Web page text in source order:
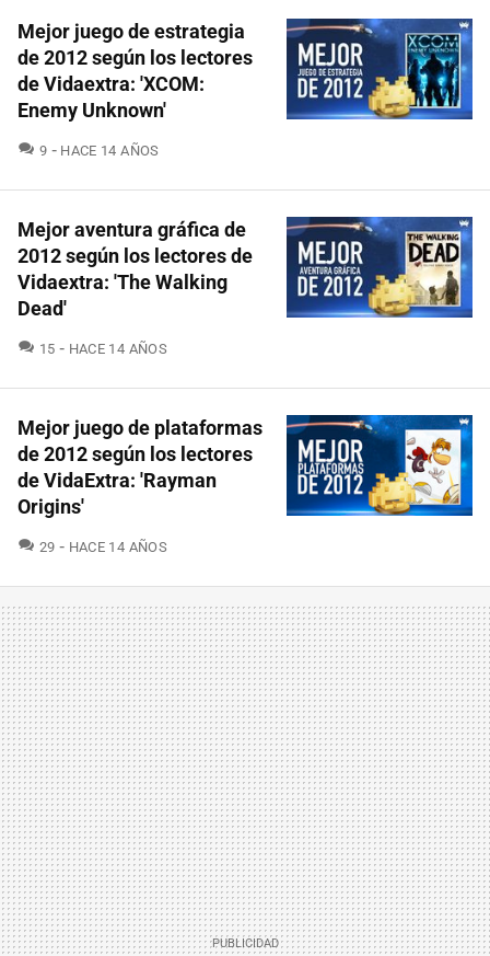
Mejor juego de estrategia
de 2012 según los lectores
de Vidaextra: 'XCOM:
Enemy Unknown'
9 COMENTARIOS
HACE 14 AÑOS
Mejor aventura gráfica de
2012 según los lectores de
Vidaextra: 'The Walking
Dead'
15 COMENTARIOS
HACE 14 AÑOS
Mejor juego de plataformas
de 2012 según los lectores
de VidaExtra: 'Rayman
Origins'
29 COMENTARIOS
HACE 14 AÑOS